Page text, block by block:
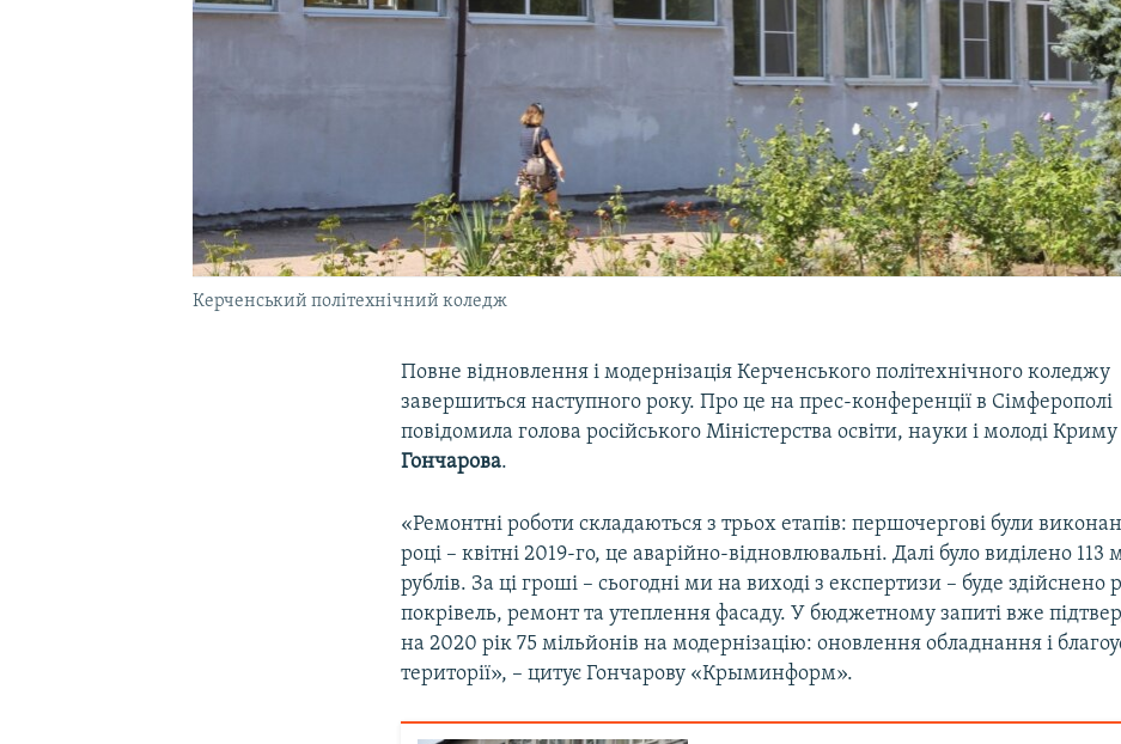
Керченський політехнічний коледж
Повне відновлення і модернізація Керченського політехнічного коледжу
завершиться наступного року. Про це на прес-конференції в Сімферополі
повідомила голова російського Міністерства освіти, науки і молоді
Гончарова.
«Ремонтні роботи складаються з трьох етапів: першочергові були
році – квітні 2019-го, це аварійно-відновлювальні. Далі було виділено 113
рублів. За ці гроші – сьогодні ми на виході з експертизи – буде здійснено
покрівель, ремонт та утеплення фасаду. У бюджетному запиті вже
на 2020 рік 75 мільйонів на модернізацію: оновлення обладнання і
території», – цитує Гончарову «Крыминформ».